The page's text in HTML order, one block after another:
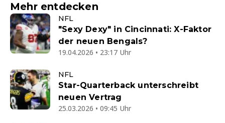
Mehr entdecken
NFL
"Sexy Dexy" in Cincinnati: X-Faktor
der neuen Bengals?
19.04.2026 • 23:17 Uhr
NFL
Star-Quarterback unterschreibt
neuen Vertrag
25.03.2026 • 09:45 Uhr